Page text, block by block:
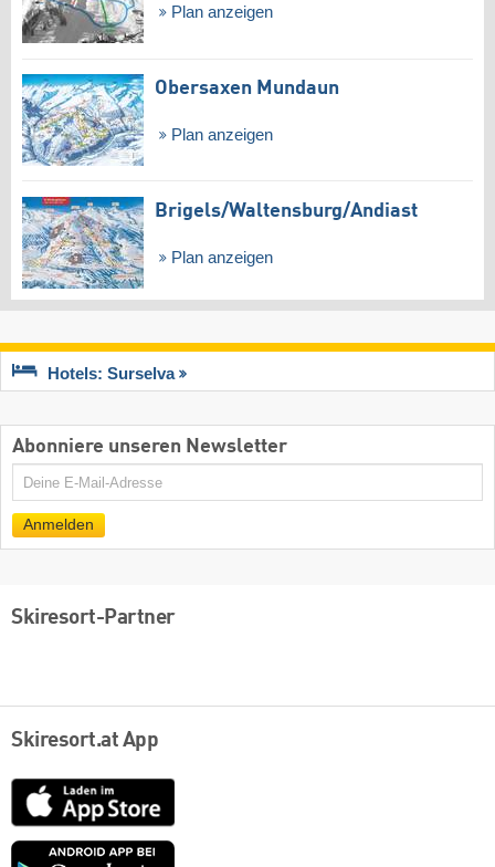
Plan anzeigen
Obersaxen Mundaun
Plan anzeigen
Brigels/​Waltensburg/​Andiast
Plan anzeigen
Hotels: Surselva
Abonniere unseren Newsletter
E-
Anmelden
Skiresort-Partner
Skiresort.at App
App
Store
Google